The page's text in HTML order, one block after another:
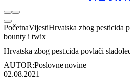
PočetnaVijestiHrvatska zbog pesticida
bounty i twix
Hrvatska zbog pesticida povlači
AUTOR:Poslovne novine
02.08.2021